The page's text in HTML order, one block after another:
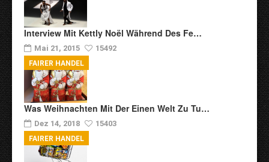
Interview Mit Kettly Noël Während Des Fe…
Mai 21, 2015 15492
Was Weihnachten Mit Der Einen Welt Zu Tu…
Dez 14, 2018 15403
FAIRER HANDEL
FAIRER HANDEL